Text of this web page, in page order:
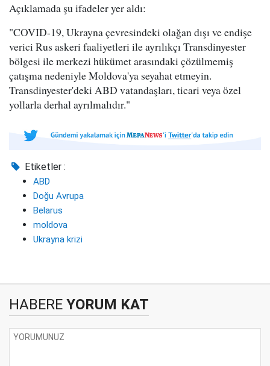
Açıklamada şu ifadeler yer aldı:
"COVID-19, Ukrayna çevresindeki olağan dışı ve endişe
verici Rus askeri faaliyetleri ile ayrılıkçı Transdinyester
bölgesi ile merkezi hükümet arasındaki çözülmemiş
çatışma nedeniyle Moldova'ya seyahat etmeyin.
Transdinyester'deki ABD vatandaşları, ticari veya özel
yollarla derhal ayrılmalıdır."
Etiketler :
ABD
Doğu Avrupa
Belarus
moldova
Ukrayna krizi
HABERE YORUM KAT